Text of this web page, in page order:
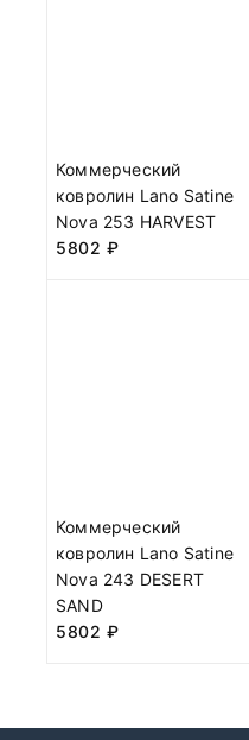
Коммерческий
ковролин Lano Satine
Nova 253 HARVEST
5802 ₽
Коммерческий
ковролин Lano Satine
Nova 243 DESERT
SAND
5802 ₽